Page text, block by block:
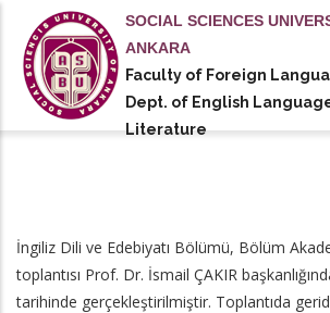
main
content
SOCIAL SCIENCES
ANKARA
Faculty of Foreign
Dept. of English
Literature
actions
İngiliz Dili ve Edebiyatı Bölümü, Bölüm
toplantısı Prof. Dr. İsmail ÇAKIR
tarihinde gerçekleştirilmiştir. Toplantıda